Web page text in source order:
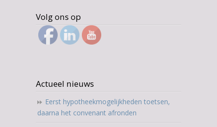
Volg ons op
Actueel nieuws
Eerst hypotheekmogelijkheden toetsen,
daarna het convenant afronden